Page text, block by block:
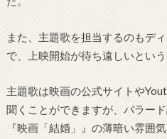
また、主題歌を担当するのもデ
で、上映開始が待ち遠しいという
主題歌は映画の公式サイトや
聞くことができますが、バラー
『映画「結婚」』の薄暗い雰囲